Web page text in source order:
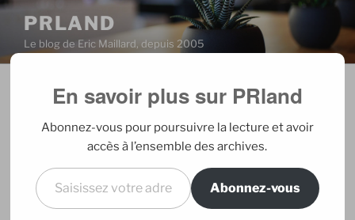
Aller
contenu
principal
PRLAND
Le blog de Eric Maillard, depuis 2005
PUBLIÉ
11/03/2006PARERIC
Du blog dans les RP
j’aimerais résumer en quelques mots mais j’y arrive
pas. Ce sera donc plus que quelques mots, surtout
En savoir plus sur PRland
Abonnez-vous pour poursuivre la lecture et avoir
accès à l’ensemble des archives.
Saisissez votre adresse e-mail…
Abonnez-vous